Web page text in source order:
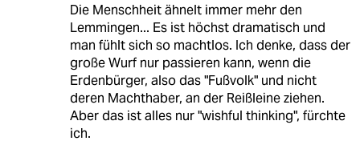
Die Menschheit ähnelt immer mehr den
Lemmingen... Es ist höchst dramatisch und
man fühlt sich so machtlos. Ich denke, dass der
große Wurf nur passieren kann, wenn die
Erdenbürger, also das "Fußvolk" und nicht
deren Machthaber, an der Reißleine ziehen.
Aber das ist alles nur "wishful thinking", fürchte
ich.